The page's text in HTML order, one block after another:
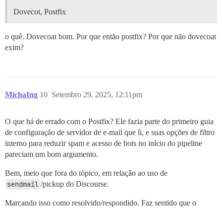
Dovecot, Postfix
o quê. Dovecoat bom. Por que então postfix? Por que não dovecoat
exim?
MichaIng Setembro 29, 2025, 12:11pm
10
O que há de errado com o Postfix? Ele fazia parte do primeiro guia
de configuração de servidor de e-mail que li, e suas opções de filtro
interno para reduzir spam e acesso de bots no início do pipeline
pareciam um bom argumento.
Bem, meio que fora do tópico, em relação ao uso de
sendmail /pickup do Discourse.
Marcando isso como resolvido/respondido. Faz sentido que o